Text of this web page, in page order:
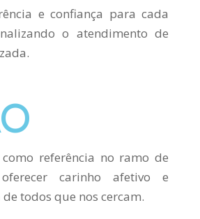
e confiança para cada
o atendimento de
referência no ramo de
carinho afetivo e
todos que nos cercam.